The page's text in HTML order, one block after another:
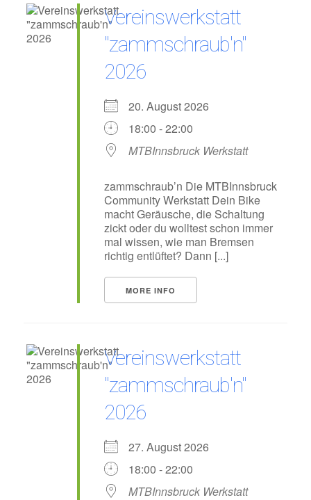
Vereinswerkstatt
"zammschraub'n"
2026
20. August 2026
18:00 - 22:00
MTBInnsbruck Werkstatt
zammschraub’n Die MTBInnsbruck
Community Werkstatt Dein Bike
macht Geräusche, die Schaltung
zickt oder du wolltest schon immer
mal wissen, wie man Bremsen
richtig entlüftet? Dann [...]
MORE INFO
Vereinswerkstatt
"zammschraub'n"
2026
27. August 2026
18:00 - 22:00
MTBInnsbruck Werkstatt